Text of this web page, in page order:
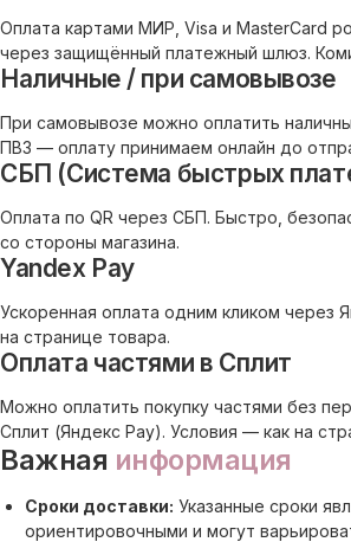
Оплата картами МИР, Visa и MasterCard
через защищённый платежный шлюз.
Наличные / при самовывозе
При самовывозе можно оплатить
ПВЗ — оплату принимаем онлайн до
СБП (Система быстрых
Оплата по QR через СБП. Быстро,
со стороны магазина.
Yandex Pay
Ускоренная оплата одним кликом через
на странице товара.
Оплата частями в Сплит
Можно оплатить покупку частями без
Сплит (Яндекс Pay). Условия — как на
Важная информация
Сроки доставки: Указанные сроки
ориентировочными и могут